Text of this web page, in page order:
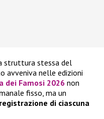
struttura stessa del
avveniva nelle edizioni
dei Famosi 2026 non
fisso, ma un
di ciascuna